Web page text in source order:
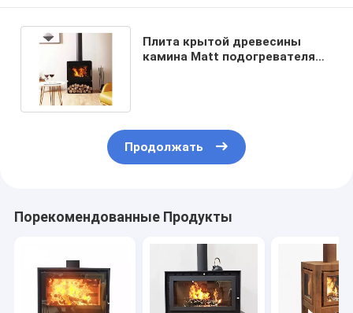
Плита крытой древесины
камина Matt подогревателя
Продолжать
Порекомендованные Продукты